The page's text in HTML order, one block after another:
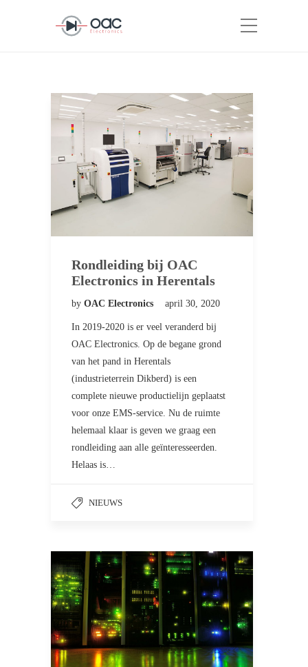
Rondleiding bij OAC
Electronics in Herentals
by OAC Electronics april 30, 2020
In 2019-2020 is er veel veranderd bij
OAC Electronics. Op de begane grond
van het pand in Herentals
(industrieterrein Dikberd) is een
complete nieuwe productielijn geplaatst
voor onze EMS-service. Nu de ruimte
helemaal klaar is geven we graag een
rondleiding aan alle geïnteresseerden.
Helaas is…
NIEUWS